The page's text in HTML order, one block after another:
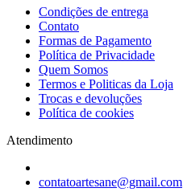
Condições de entrega
Contato
Formas de Pagamento
Política de Privacidade
Quem Somos
Termos e Politicas da Loja
Trocas e devoluções
Política de cookies
Atendimento
contatoartesane@gmail.com